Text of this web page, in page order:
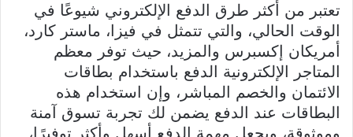
تعتبر من أكثر طرق الدفع الإلكتروني شيوعًا في
الوقت الحالي، والتي تتمثل في فيزا، ماستر كارد،
أمريكان إكسبرس والمزيد، حيث توفر معظم
المتاجر الإلكترونية الدفع باستخدام بطاقات
الائتمان والخصم المباشر، وإن استخدام هذه
البطاقات عند الدفع يضمن لك تجربة تسوق آمنة